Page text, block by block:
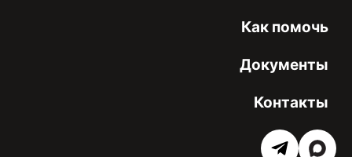
Как помочь
Документы
Контакты